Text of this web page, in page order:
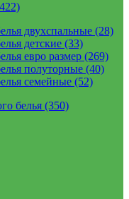
двухспальные (28)
детские (33)
евро размер (269)
полуторные (40)
семейные (52)
белья (350)